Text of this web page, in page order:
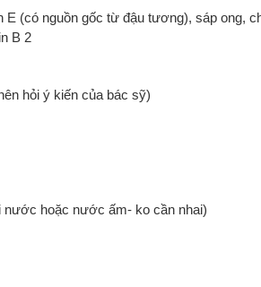
(có nguồn gốc từ đậu tương), sáp ong,
B 2
hỏi ý kiến của bác sỹ)
nước hoặc nước ấm- ko cần nhai)